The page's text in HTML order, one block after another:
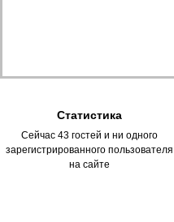
Статистика
Сейчас 43 гостей и ни одного
зарегистрированного пользователя
на сайте